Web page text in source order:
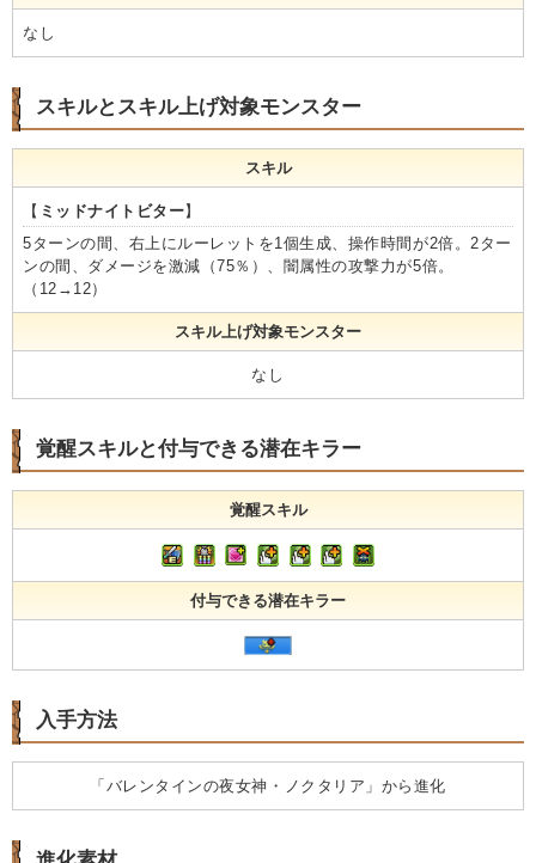
なし
スキルとスキル上げ対象モンスター
スキル
【 ミッドナイトビター】
5ターンの間、右上にルーレットを1個生成、操作時間が2倍。2ター
ンの間、ダメージを激減（75％）、闇属性の攻撃力が5倍。
（12→12）
スキル上げ対象モンスター
なし
覚醒スキルと付与できる潜在キラー
覚醒スキル
付与できる潜在キラー
入手方法
「バレンタインの夜女神・ノクタリア」から進化